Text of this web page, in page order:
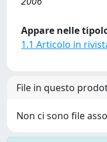
Appare nelle
1.1 Articolo in
File in questo
Non ci sono file